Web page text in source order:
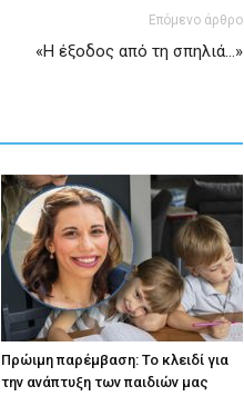
Επόμενο άρθρο
«Η έξοδος από τη σπηλιά…»
Πρώιμη παρέμβαση: Το κλειδί για
την ανάπτυξη των παιδιών µας